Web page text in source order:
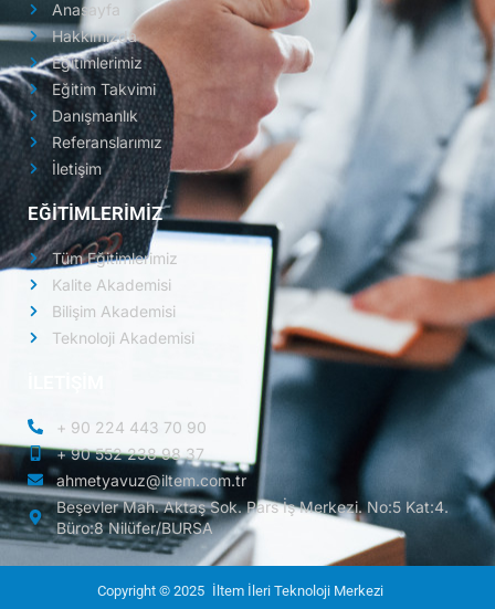
Anasayfa
Hakkımızda
Eğitimlerimiz
Eğitim Takvimi
Danışmanlık
Referanslarımız
İletişim
EĞİTİMLERİMİZ
Tüm Eğitimlerimiz
Kalite Akademisi
Bilişim Akademisi
Teknoloji Akademisi
+ 90 224 443 70 90
+ 90 552 238 98 37
ahmetyavuz@iltem.com.tr
Beşevler Mah. Aktaş Sok. Pars İş Merkezi. No:5 Kat:4.
Büro:8 Nilüfer/BURSA
Copyright © 2025 İltem İleri Teknoloji Merkezi